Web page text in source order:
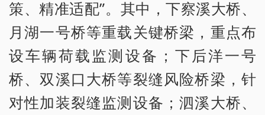
策、精准适配”。其中，下察溪大桥、
月湖一号桥等重载关键桥梁，重点布
设车辆荷载监测设备；下后洋一号
桥、双溪口大桥等裂缝风险桥梁，针
对性加装裂缝监测设备；泗溪大桥、